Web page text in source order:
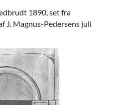
1890, set fra
J. Magnus-Pedersens juli